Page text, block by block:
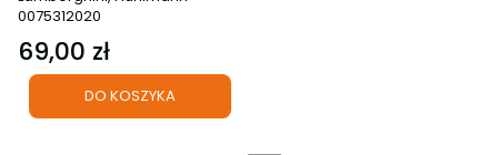
0075312020
Cena
69,00 zł
DO KOSZYKA